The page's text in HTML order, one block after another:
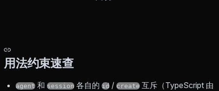
用法约束速查
agent 和 session 各自的 id / create 互斥（TypeScript 由